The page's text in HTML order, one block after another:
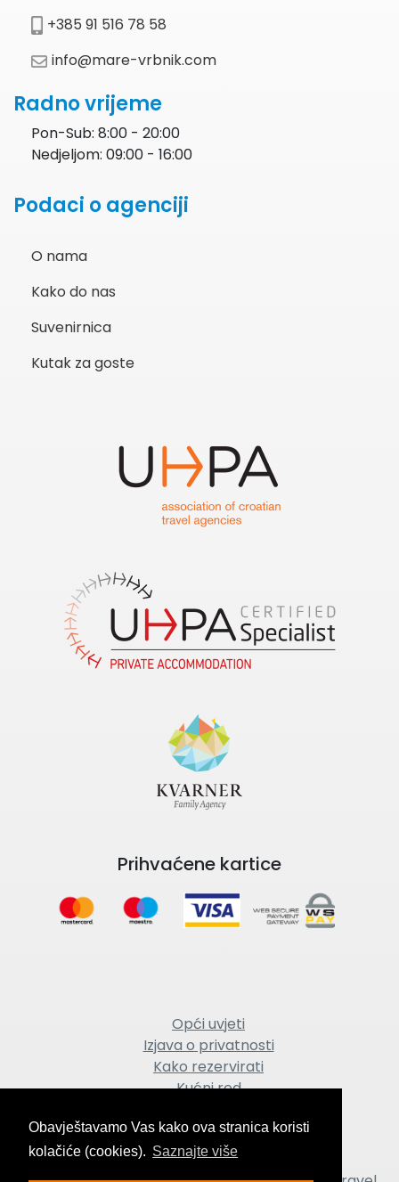
Obavještavamo Vas kako ova stranica koristi
kolačiće (cookies). Saznajte više
+385 91 516 78 58
info@mare-vrbnik.com
Radno vrijeme
Pon-Sub: 8:00 - 20:00
Nedjeljom: 09:00 - 16:00
Podaci o agenciji
O nama
Kako do nas
Suvenirnica
Kutak za goste
Prihvaćene kartice
Opći uvjeti
Izjava o privatnosti
Kako rezervirati
Kućni red